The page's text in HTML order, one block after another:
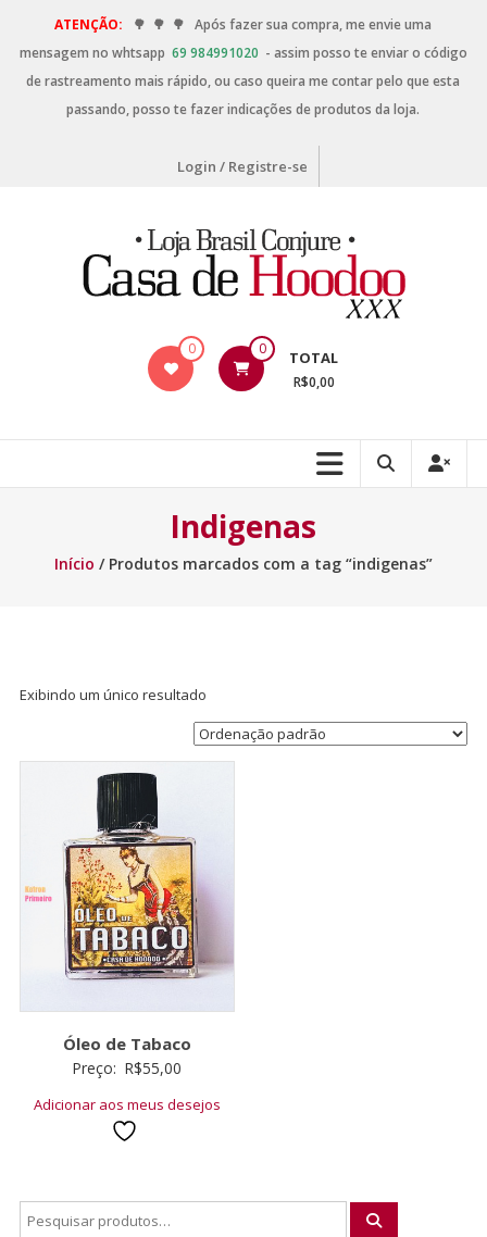
ATENÇÃO: 🌳 🌳 🌳 Após fazer sua compra, me envie uma
mensagem no whtsapp 69 984991020 - assim posso te enviar o código
de rastreamento mais rápido, ou caso queira me contar pelo que esta
passando, posso te fazer indicações de produtos da loja.
Login / Registre-se
0 0 TOTAL
R$0,00
Indigenas
Início / Produtos marcados com a tag “indigenas”
Exibindo um único resultado
Óleo de Tabaco
Preço: R$55,00
Adicionar aos meus desejos